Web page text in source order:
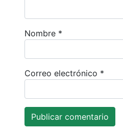
Nombre *
Correo electrónico *